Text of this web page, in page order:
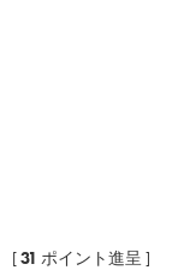
[31 ポイント進呈 ]